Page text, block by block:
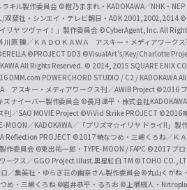
c
i
a
l
C
h
a
n
n
e
キル製作委員会 ©橙乃ままれ・KADOKAWA／NHK・NEP
双葉社・シンエイ・テレビ朝日・ADK 2001,2002,2014 ©
リヤ ツヴァイ！」製作委員会 ©CyberAgent, Inc. All
川原 礫／ＫＡＤＯＫＡＷＡ アスキー・メディアワーク
©PROJECT DD3 ©VisualArt's/Key/Charlotte
All Rights Reserved. © 2014, 2015 SQUARE ENIX
DMM.com POWERCHORD STUDIO / C2 / KADOKAWA
アスキー・メディアワークス刊／AWIB Project ©2016
ナイーバー製作委員会 ©長月達平・株式会社
／SAO MOVIE Project ©ViVid Strike PROJECT ©2016
MOON／KADOKAWA／「プリズマ☆イリヤ ドライ!!」製
Reflection PROJECT ©2017 暁なつめ・三嶋くろね／Ｋ
作委員会 ©東出祐一郎・TYPE-MOON / FAPC ©2017 プロ
ークス／GGO Project illust.黒星紅白 TM ©TOHO CO.,
／集英社・ゆらぎ荘の幽奈さん製作委員会©丸山くがね
め・三嶋くろね ©岩井恭平・るろお ©上栖綴人・